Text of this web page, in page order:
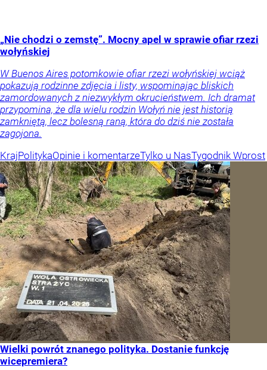
„Nie chodzi o zemstę”. Mocny apel w sprawie ofiar rzezi
wołyńskiej
W Buenos Aires potomkowie ofiar rzezi wołyńskiej wciąż
pokazują rodzinne zdjęcia i listy, wspominając bliskich
zamordowanych z niezwykłym okrucieństwem. Ich dramat
przypomina, że dla wielu rodzin Wołyń nie jest historią
zamkniętą, lecz bolesną raną, która do dziś nie została
zagojona.
KrajPolitykaOpinie i komentarzeTylko u NasTygodnik Wprost
Wielki powrót znanego polityka. Dostanie funkcję
wicepremiera?